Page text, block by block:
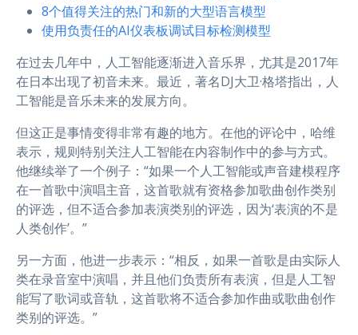
8个值得关注的热门和新的大型语言模型
使用负责任的AI仪表板调试目标检测模型
在过去几年中，人工智能逐渐进入音乐界，尤其是2017年
在日本出现了初音未来。最近，著名DJ大卫·格塔指出，人
工智能是音乐未来的发展方向。
但这正是事情变得非常有趣的地方。在他的评论中，哈维
表示，规则特别关注人工智能在内容制作中的参与方式。
他继续举了一个例子：“如果一个人工智能或声音建模程序
在一首歌中演唱主音，这首歌就有资格参加歌曲创作类别
的评选，但不适合参加表演类别的评选，因为‘表演的不是
人类创作’。”
另一方面，他进一步表示：“相反，如果一首歌是由实际人
类在录音室中演唱，并且他们负责所有表演，但是人工智
能写了歌词或音轨，这首歌将不适合参加作曲或歌曲创作
类别的评选。”